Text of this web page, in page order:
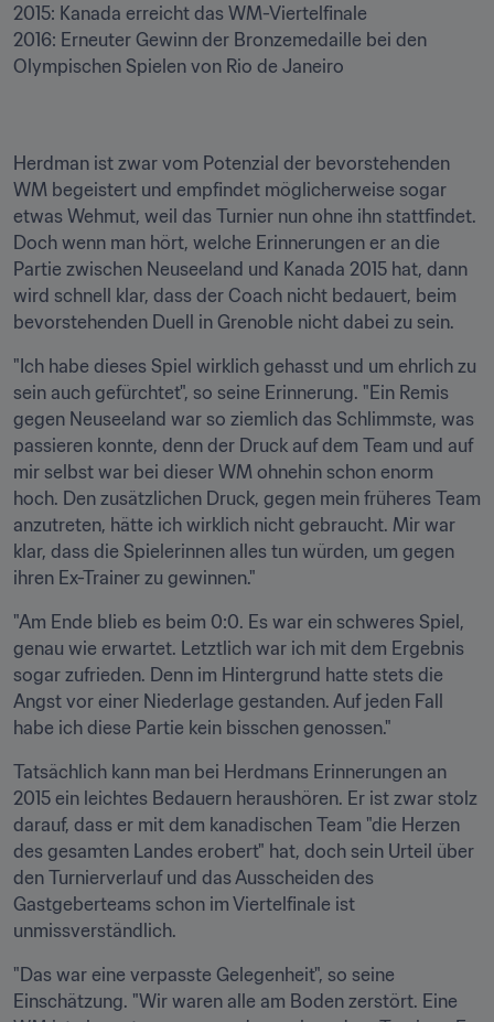
2015: Kanada erreicht das WM-Viertelfinale
2016: Erneuter Gewinn der Bronzemedaille bei den
Olympischen Spielen von Rio de Janeiro
Herdman ist zwar vom Potenzial der bevorstehenden
WM begeistert und empfindet möglicherweise sogar
etwas Wehmut, weil das Turnier nun ohne ihn stattfindet.
Doch wenn man hört, welche Erinnerungen er an die
Partie zwischen Neuseeland und Kanada 2015 hat, dann
wird schnell klar, dass der Coach nicht bedauert, beim
bevorstehenden Duell in Grenoble nicht dabei zu sein.
"Ich habe dieses Spiel wirklich gehasst und um ehrlich zu
sein auch gefürchtet", so seine Erinnerung. "Ein Remis
gegen Neuseeland war so ziemlich das Schlimmste, was
passieren konnte, denn der Druck auf dem Team und auf
mir selbst war bei dieser WM ohnehin schon enorm
hoch. Den zusätzlichen Druck, gegen mein früheres Team
anzutreten, hätte ich wirklich nicht gebraucht. Mir war
klar, dass die Spielerinnen alles tun würden, um gegen
ihren Ex-Trainer zu gewinnen."
"Am Ende blieb es beim 0:0. Es war ein schweres Spiel,
genau wie erwartet. Letztlich war ich mit dem Ergebnis
sogar zufrieden. Denn im Hintergrund hatte stets die
Angst vor einer Niederlage gestanden. Auf jeden Fall
habe ich diese Partie kein bisschen genossen."
Tatsächlich kann man bei Herdmans Erinnerungen an
2015 ein leichtes Bedauern heraushören. Er ist zwar stolz
darauf, dass er mit dem kanadischen Team "die Herzen
des gesamten Landes erobert" hat, doch sein Urteil über
den Turnierverlauf und das Ausscheiden des
Gastgeberteams schon im Viertelfinale ist
unmissverständlich.
"Das war eine verpasste Gelegenheit", so seine
Einschätzung. "Wir waren alle am Boden zerstört. Eine